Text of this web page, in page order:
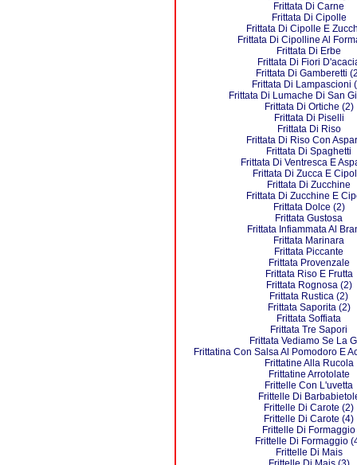
Frittata Di Carne
Frittata Di Cipolle
Frittata Di Cipolle E
Frittata Di Cipolline Al
Frittata Di Erbe
Frittata Di Fiori
Frittata Di Gamberetti
Frittata Di Lampascioni
Frittata Di Lumache Di San
Frittata Di Ortiche (2)
Frittata Di Piselli
Frittata Di Riso
Frittata Di Riso Con
Frittata Di Spaghetti
Frittata Di Ventresca E
Frittata Di Zucca E
Frittata Di Zucchine
Frittata Di Zucchine E
Frittata Dolce (2)
Frittata Gustosa
Frittata Infiammata Al
Frittata Marinara
Frittata Piccante
Frittata Provenzale
Frittata Riso E Frutta
Frittata Rognosa (2)
Frittata Rustica (2)
Frittata Saporita (2)
Frittata Soffiata
Frittata Tre Sapori
Frittata Vediamo Se La
Frittatina Con Salsa Al Pomodoro E
Frittatine Alla Rucola
Frittatine Arrotolate
Frittelle Con L'uvetta
Frittelle Di
Frittelle Di Carote (2)
Frittelle Di Carote (4)
Frittelle Di Formaggio
Frittelle Di Formaggio
Frittelle Di Mais